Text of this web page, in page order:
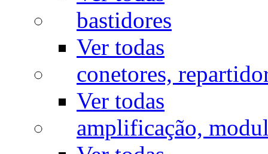
bastidores
Ver todas
conetores,
Ver todas
amplificação,